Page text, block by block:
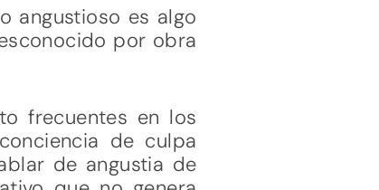
angustioso es algo
por obra
frecuentes en los
de culpa
de angustia de